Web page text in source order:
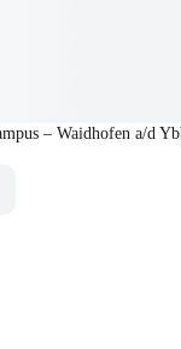
– Waidhofen a/d